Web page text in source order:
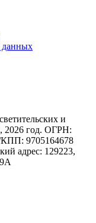
данных
и
год. ОГРН:
КПП: 9705164678
адрес: 129223,